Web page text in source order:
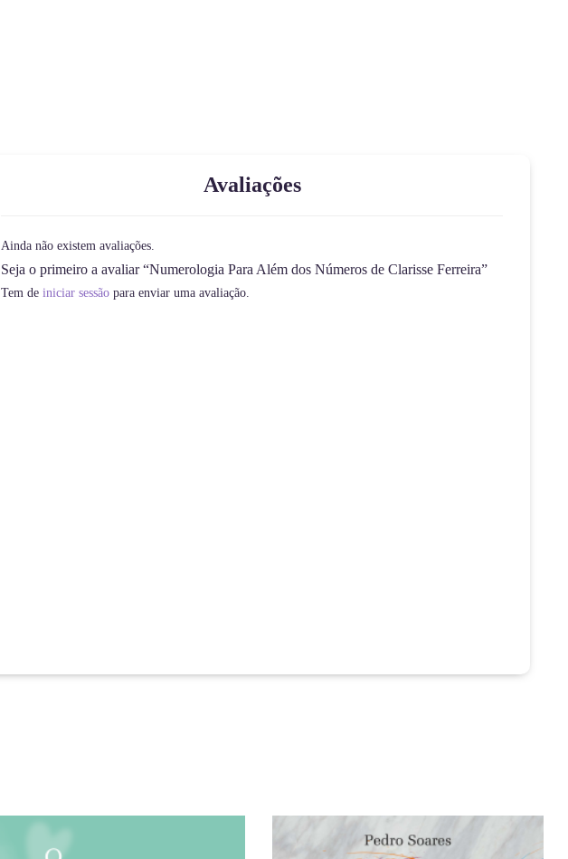
Avaliações
Ainda não existem avaliações.
Seja o primeiro a avaliar “Numerologia Para Além dos Números de Clarisse Ferreira”
Tem de iniciar sessão para enviar uma avaliação.